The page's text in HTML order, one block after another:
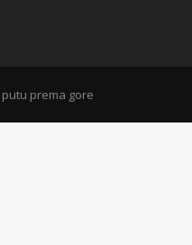
prema gore